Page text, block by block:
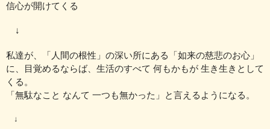
信心が開けてくる
↓
私達が、「人間の根性」の深い所にある「如来の慈悲のお心」
に、
目覚めるならば、生活のすべて 何もかもが 生き生きとして
くる。
「無駄なこと なんて 一つも無かった」と言えるようになる。
↓